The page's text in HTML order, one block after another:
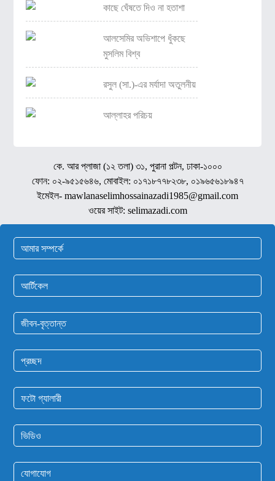
কাছে ঘেঁষতে দিও না হতাশা
আলসেমির অভিশাপে ধুঁকছে
মুসলিম বিশ্ব
রসুল (সা.)-এর মর্যাদা অতুলনীয়
আল্লাহর পরিচয়
কে. আর প্লাজা (১২ তলা) ৩১, পুরানা পল্টন, ঢাকা-১০০০
ফোন: ০২-৯৫১৫৬৪৬, মোবাইল: ০১৭১৮৭৭৮২৩৮, ০১৯৬৫৬১৮৯৪৭
ইমেইল- mawlanaselimhossainazadi1985@gmail.com
ওয়ের সাইট: selimazadi.com
আমার সম্পর্কে
আর্টিকেল
জীবন-বৃত্তান্ত
প্রচ্ছদ
ফটো গ্যালারী
ভিডিও
যোগাযোগ